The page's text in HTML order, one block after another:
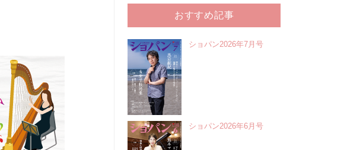
おすすめ記事
ショパン2026年7月号
ショパン2026年6月号